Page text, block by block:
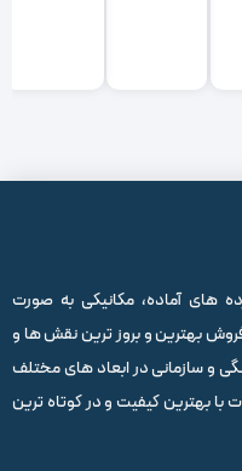
های آماده، مکانیکی به صورت
بهترین و بروز ترین نقش ها و
و سازمانی در ابعاد های مختلف
با بهترین کیفیت و در کوتاه ترین